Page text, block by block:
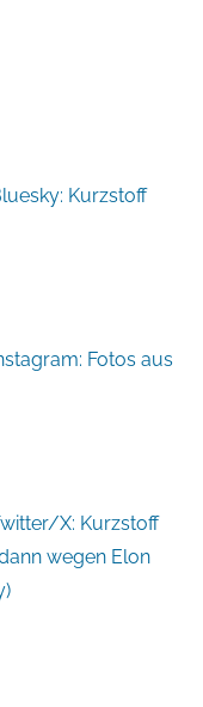
Kurzstoff
Fotos aus
X: Kurzstoff
wegen Elon